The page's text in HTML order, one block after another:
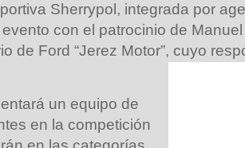
Sherrypol, integrada por
con el patrocinio de
de Ford “Jerez Motor”, cuyo
un equipo de
en la competición